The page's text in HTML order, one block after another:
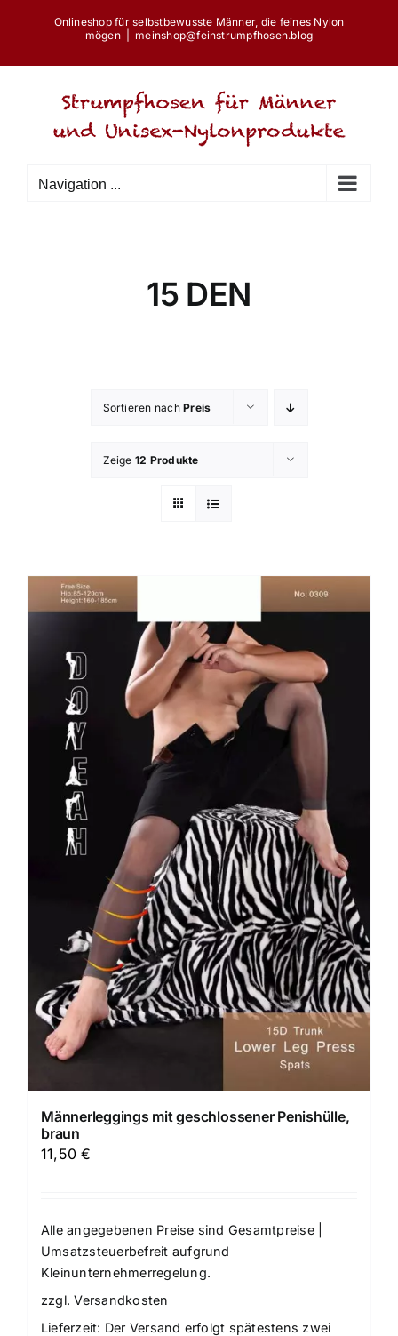
Onlineshop für selbstbewusste Männer, die feines Nylon
mögen
meinshop@feinstrumpfhosen.blog
Navigation ...
15 DEN
Sortieren nachPreis
Zeige 12 Produkte
Männerleggings mit geschlossener Penishülle,
braun
11,50€
Alle angegebenen Preise sind Gesamtpreise |
Umsatzsteuerbefreit aufgrund
Kleinunternehmerregelung.
zzgl.Versandkosten
Lieferzeit: Der Versand erfolgt spätestens zwei